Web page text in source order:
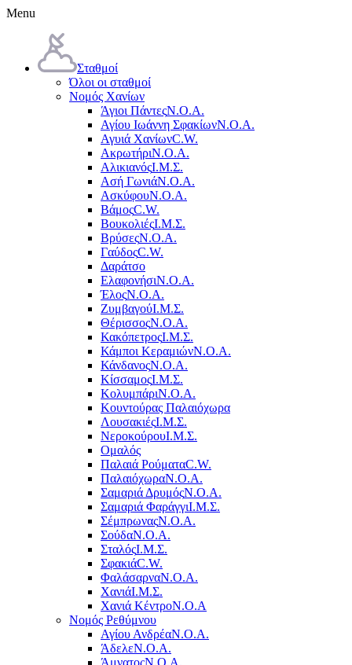
Menu
Σταθμοί
Όλοι οι σταθμοί
Νομός Χανίων
Άγιοι ΠάντεςΝ.Ο.Α.
Αγίου Ιωάννη ΣφακίωνΝ.Ο.Α.
Αγυιά ΧανίωνC.W.
ΑκρωτήριΝ.Ο.Α.
ΑλικιανόςΙ.Μ.Σ.
Ασή ΓωνιάΝ.Ο.Α.
ΑσκύφουΝ.Ο.Α.
ΒάμοςC.W.
ΒουκολιέςΙ.Μ.Σ.
ΒρύσεςΝ.Ο.Α.
ΓαύδοςC.W.
Δαράτσο
ΕλαφονήσιΝ.Ο.Α.
ΈλοςΝ.Ο.Α.
ΖυμβαγούΙ.Μ.Σ.
ΘέρισσοςΝ.Ο.Α.
ΚακόπετροςΙ.Μ.Σ.
Κάμποι ΚεραμιώνΝ.Ο.Α.
ΚάνδανοςΝ.Ο.Α.
ΚίσσαμοςΙ.Μ.Σ.
ΚολυμπάριΝ.Ο.Α.
Κουντούρας Παλαιόχωρα
ΛουσακιέςΙ.Μ.Σ.
ΝεροκούρουΙ.Μ.Σ.
Ομαλός
Παλαιά ΡούματαC.W.
ΠαλαιόχωραΝ.Ο.Α.
Σαμαριά ΔρυμόςΝ.Ο.Α.
Σαμαριά ΦαράγγιΙ.Μ.Σ.
ΣέμπρωναςΝ.Ο.Α.
ΣούδαΝ.Ο.Α.
ΣταλόςΙ.Μ.Σ.
ΣφακιάC.W.
ΦαλάσαρναΝ.Ο.Α.
ΧανιάΙ.Μ.Σ.
Χανιά ΚέντροN.O.A
Νομός Ρεθύμνου
Αγίου ΑνδρέαΝ.Ο.Α.
ΆδελεΝ.Ο.Α.
ΆμνατοςΝ.Ο.Α.